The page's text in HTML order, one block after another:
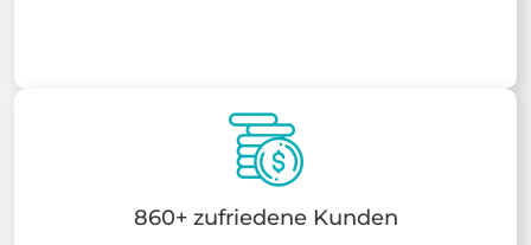
860+ zufriedene Kunden